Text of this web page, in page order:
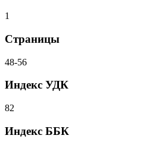
1
Страницы
48-56
Индекс УДК
82
Индекс ББК